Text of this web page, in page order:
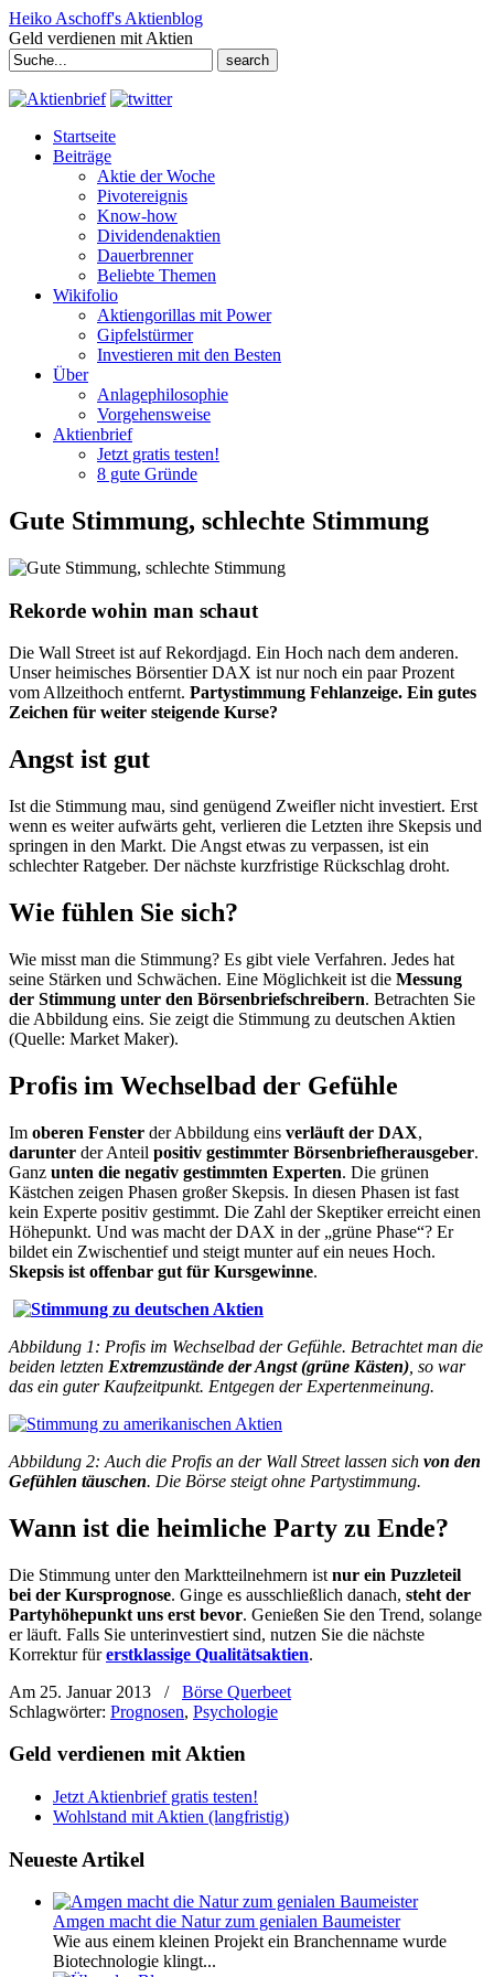
Heiko Aschoff's Aktienblog
Geld verdienen mit Aktien
Search
for:
Startseite
Beiträge
Aktie der Woche
Pivotereignis
Know-how
Dividendenaktien
Dauerbrenner
Beliebte Themen
Wikifolio
Aktiengorillas mit Power
Gipfelstürmer
Investieren mit den Besten
Über
Anlagephilosophie
Vorgehensweise
Aktienbrief
Jetzt gratis testen!
8 gute Gründe
Gute Stimmung, schlechte Stimmung
Rekorde wohin man schaut
Die Wall Street ist auf Rekordjagd. Ein Hoch nach dem anderen.
Unser heimisches Börsentier DAX ist nur noch ein paar Prozent
vom Allzeithoch entfernt. Partystimmung Fehlanzeige. Ein gutes
Zeichen für weiter steigende Kurse?
Angst ist gut
Ist die Stimmung mau, sind genügend Zweifler nicht investiert. Erst
wenn es weiter aufwärts geht, verlieren die Letzten ihre Skepsis und
springen in den Markt. Die Angst etwas zu verpassen, ist ein
schlechter Ratgeber. Der nächste kurzfristige Rückschlag droht.
Wie fühlen Sie sich?
Wie misst man die Stimmung? Es gibt viele Verfahren. Jedes hat
seine Stärken und Schwächen. Eine Möglichkeit ist die Messung
der Stimmung unter den Börsenbriefschreibern. Betrachten Sie
die Abbildung eins. Sie zeigt die Stimmung zu deutschen Aktien
(Quelle: Market Maker).
Profis im Wechselbad der Gefühle
Im oberen Fenster der Abbildung eins verläuft der DAX,
darunter der Anteil positiv gestimmter Börsenbriefherausgeber.
Ganz unten die negativ gestimmten Experten. Die grünen
Kästchen zeigen Phasen großer Skepsis. In diesen Phasen ist fast
kein Experte positiv gestimmt. Die Zahl der Skeptiker erreicht einen
Höhepunkt. Und was macht der DAX in der „grüne Phase“? Er
bildet ein Zwischentief und steigt munter auf ein neues Hoch.
Skepsis ist offenbar gut für Kursgewinne.
Abbildung 1: Profis im Wechselbad der Gefühle. Betrachtet man die
beiden letzten Extremzustände der Angst (grüne Kästen) , so war
das ein guter Kaufzeitpunkt. Entgegen der Expertenmeinung.
Abbildung 2: Auch die Profis an der Wall Street lassen sich von den
Gefühlen täuschen. Die Börse steigt ohne Partystimmung.
Wann ist die heimliche Party zu Ende?
Die Stimmung unter den Marktteilnehmern ist nur ein Puzzleteil
bei der Kursprognose. Ginge es ausschließlich danach, steht der
Partyhöhepunkt uns erst bevor. Genießen Sie den Trend, solange
er läuft. Falls Sie unterinvestiert sind, nutzen Sie die nächste
Korrektur fürerstklassige Qualitätsaktien.
Am 25. Januar 2013
/
Börse Querbeet
Schlagwörter: Prognosen, Psychologie
Geld verdienen mit Aktien
Jetzt Aktienbrief gratis testen!
Wohlstand mit Aktien (langfristig)
Neueste Artikel
Amgen macht die Natur zum genialen Baumeister
Wie aus einem kleinen Projekt ein Branchenname wurde
Biotechnologie klingt...